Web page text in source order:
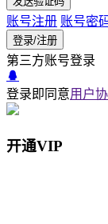
账号注册 账号密
登录/注册
第三方账号登录
登录即同意用户
开通VIP